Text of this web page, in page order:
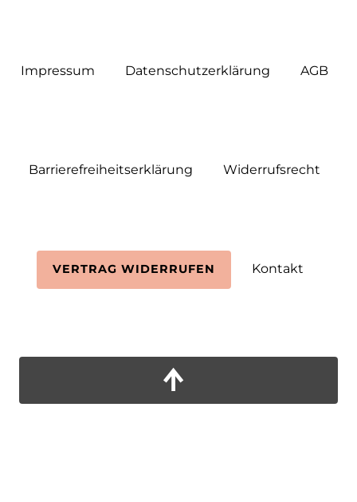
Impressum Daten­schutz­erklärung AGB
Barrierefreiheitserklärung Widerrufs­recht
VERTRAG WIDERRUFEN Kontakt